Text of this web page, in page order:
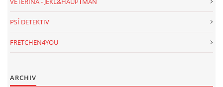
PSÍ DETEKTIV
FRETCHEN4YOU
ARCHIV